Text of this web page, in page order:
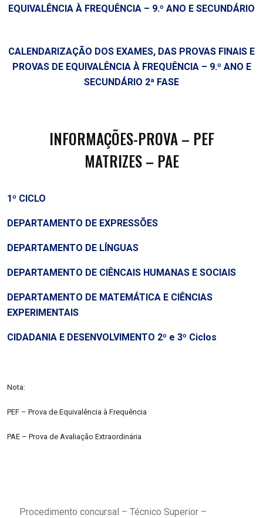
EQUIVALÊNCIA À FREQUÊNCIA – 9.º ANO E SECUNDÁRIO
CALENDARIZAÇÃO DOS EXAMES, DAS PROVAS FINAIS E
PROVAS DE EQUIVALÊNCIA À FREQUÊNCIA – 9.º ANO E
SECUNDÁRIO 2ª FASE
INFORMAÇÕES-PROVA – PEF
MATRIZES – PAE
1º CICLO
DEPARTAMENTO DE EXPRESSÕES
DEPARTAMENTO DE LÍNGUAS
DEPARTAMENTO DE CIÊNCAIS HUMANAS E SOCIAIS
DEPARTAMENTO DE MATEMÁTICA E CIÊNCIAS
EXPERIMENTAIS
CIDADANIA E DESENVOLVIMENTO 2º e 3º Ciclos
Nota:
PEF – Prova de Equivalência à Frequência
PAE – Prova de Avaliação Extraordinária
Procedimento concursal – Técnico Superior –